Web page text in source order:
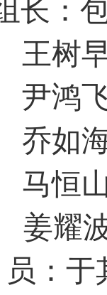
长：
王树
尹鸿
乔如
马恒
姜耀
员：于